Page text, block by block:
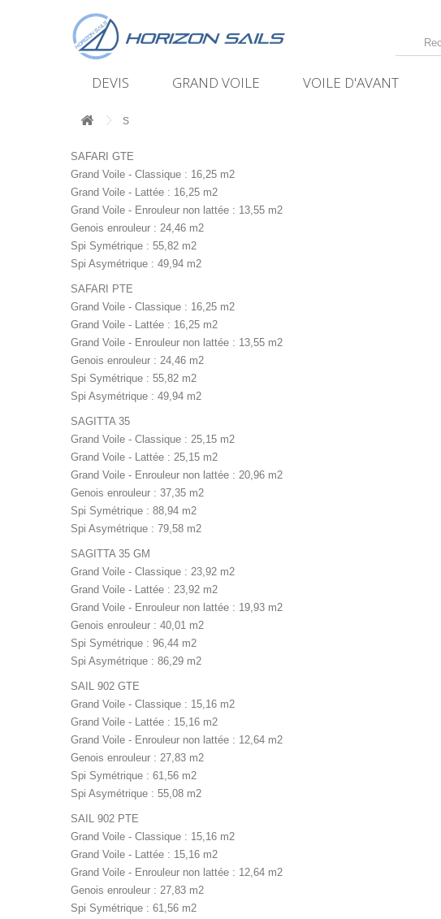
DEVIS GRAND VOILE VOILE D'AVANT
S
SAFARI GTE
Grand Voile - Classique : 16,25 m2
Grand Voile - Lattée : 16,25 m2
Grand Voile - Enrouleur non lattée : 13,55 m2
Genois enrouleur : 24,46 m2
Spi Symétrique : 55,82 m2
Spi Asymétrique : 49,94 m2
SAFARI PTE
Grand Voile - Classique : 16,25 m2
Grand Voile - Lattée : 16,25 m2
Grand Voile - Enrouleur non lattée : 13,55 m2
Genois enrouleur : 24,46 m2
Spi Symétrique : 55,82 m2
Spi Asymétrique : 49,94 m2
SAGITTA 35
Grand Voile - Classique : 25,15 m2
Grand Voile - Lattée : 25,15 m2
Grand Voile - Enrouleur non lattée : 20,96 m2
Genois enrouleur : 37,35 m2
Spi Symétrique : 88,94 m2
Spi Asymétrique : 79,58 m2
SAGITTA 35 GM
Grand Voile - Classique : 23,92 m2
Grand Voile - Lattée : 23,92 m2
Grand Voile - Enrouleur non lattée : 19,93 m2
Genois enrouleur : 40,01 m2
Spi Symétrique : 96,44 m2
Spi Asymétrique : 86,29 m2
SAIL 902 GTE
Grand Voile - Classique : 15,16 m2
Grand Voile - Lattée : 15,16 m2
Grand Voile - Enrouleur non lattée : 12,64 m2
Genois enrouleur : 27,83 m2
Spi Symétrique : 61,56 m2
Spi Asymétrique : 55,08 m2
SAIL 902 PTE
Grand Voile - Classique : 15,16 m2
Grand Voile - Lattée : 15,16 m2
Grand Voile - Enrouleur non lattée : 12,64 m2
Genois enrouleur : 27,83 m2
Spi Symétrique : 61,56 m2